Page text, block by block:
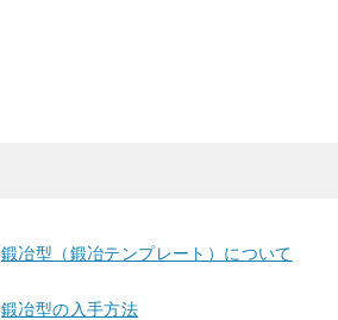
鍛冶型（鍛冶テンプレート）について
鍛冶型の入手方法